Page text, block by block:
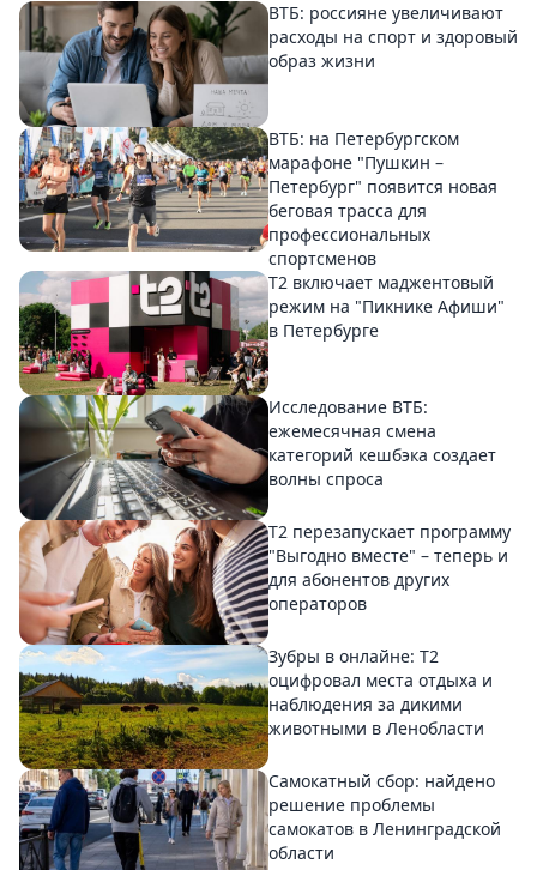
ВТБ: россияне увеличивают
расходы на спорт и здоровый
образ жизни
ВТБ: на Петербургском
марафоне "Пушкин –
Петербург" появится новая
беговая трасса для
профессиональных
спортсменов
Т2 включает маджентовый
режим на "Пикнике Афиши"
в Петербурге
Исследование ВТБ:
ежемесячная смена
категорий кешбэка создает
волны спроса
Т2 перезапускает программу
"Выгодно вместе" – теперь и
для абонентов других
операторов
Зубры в онлайне: Т2
оцифровал места отдыха и
наблюдения за дикими
животными в Ленобласти
Самокатный сбор: найдено
решение проблемы
самокатов в Ленинградской
области